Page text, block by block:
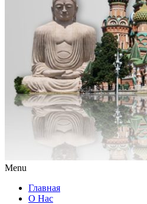
Menu
Главная
О Нас